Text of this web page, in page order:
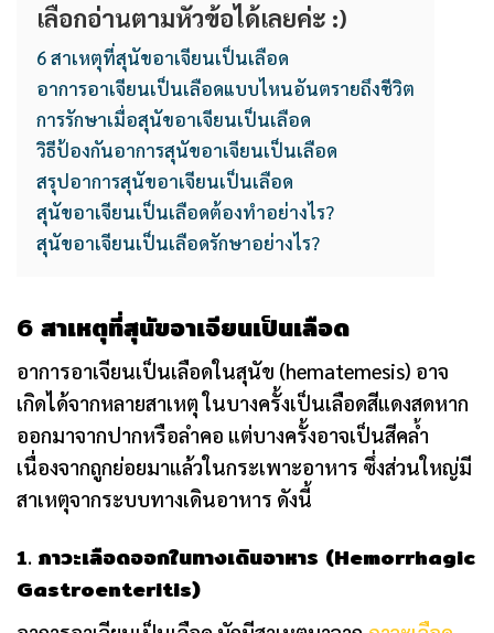
เลือกอ่านตามหัวข้อได้เลยค่ะ :)
6 สาเหตุที่สุนัขอาเจียนเป็นเลือด
อาการอาเจียนเป็นเลือดแบบไหนอันตรายถึงชีวิต
การรักษาเมื่อสุนัขอาเจียนเป็นเลือด
วิธีป้องกันอาการสุนัขอาเจียนเป็นเลือด
สรุปอาการสุนัขอาเจียนเป็นเลือด
สุนัขอาเจียนเป็นเลือดต้องทำอย่างไร?
สุนัขอาเจียนเป็นเลือดรักษาอย่างไร?
6 สาเหตุที่สุนัขอาเจียนเป็นเลือด
อาการอาเจียนเป็นเลือดในสุนัข (hematemesis) อาจ
เกิดได้จากหลายสาเหตุ ในบางครั้งเป็นเลือดสีแดงสดหาก
ออกมาจากปากหรือลำคอ แต่บางครั้งอาจเป็นสีคล้ำ
เนื่องจากถูกย่อยมาแล้วในกระเพาะอาหาร ซึ่งส่วนใหญ่มี
สาเหตุจากระบบทางเดินอาหาร ดังนี้
1. ภาวะเลือดออกในทางเดินอาหาร (Hemorrhagic
Gastroenteritis)